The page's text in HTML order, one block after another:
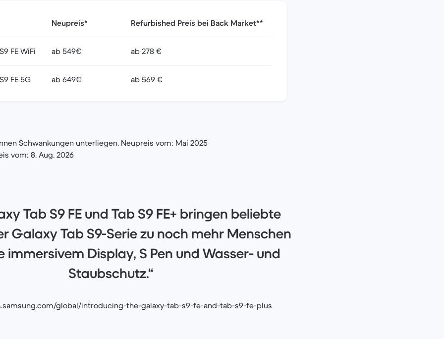
Neupreis* Refurbished Preis bei Back Market**
FE WiFi ab 549€ ab 278 €
FE 5G ab 649€ ab 569 €
Schwankungen unterliegen. Neupreis vom: Mai 2025
vom: 8. Aug. 2026
Tab S9 FE und Tab S9 FE+ bringen beliebte
Galaxy Tab S9-Serie zu noch mehr Menschen
immersivem Display, S Pen und Wasser- und
Staubschutz.“
global/introducing-the-galaxy-tab-s9-fe-and-tab-s9-fe-plus